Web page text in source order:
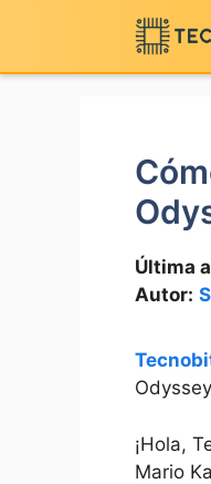
contenido
Última
Autor:
Odyssey
¡Hola,
Mario